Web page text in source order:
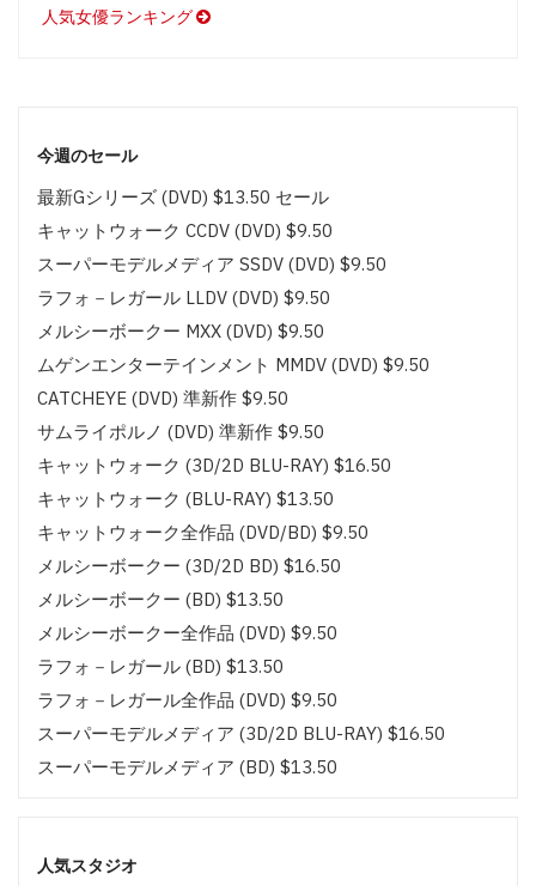
人気女優ランキング
今週のセール
最新Gシリーズ (DVD) $13.50 セール
キャットウォーク CCDV (DVD) $9.50
スーパーモデルメディア SSDV (DVD) $9.50
ラフォ－レガール LLDV (DVD) $9.50
メルシーボークー MXX (DVD) $9.50
ムゲンエンターテインメント MMDV (DVD) $9.50
CATCHEYE (DVD) 準新作 $9.50
サムライポルノ (DVD) 準新作 $9.50
キャットウォーク (3D/2D BLU-RAY) $16.50
キャットウォーク (BLU-RAY) $13.50
キャットウォーク全作品 (DVD/BD) $9.50
メルシーボークー (3D/2D BD) $16.50
メルシーボークー (BD) $13.50
メルシーボークー全作品 (DVD) $9.50
ラフォ－レガール (BD) $13.50
ラフォ－レガール全作品 (DVD) $9.50
スーパーモデルメディア (3D/2D BLU-RAY) $16.50
スーパーモデルメディア (BD) $13.50
$16.50
人気スタジオ